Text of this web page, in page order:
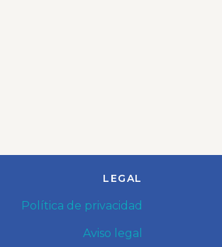
LEGAL
Política de privacidad
Aviso legal